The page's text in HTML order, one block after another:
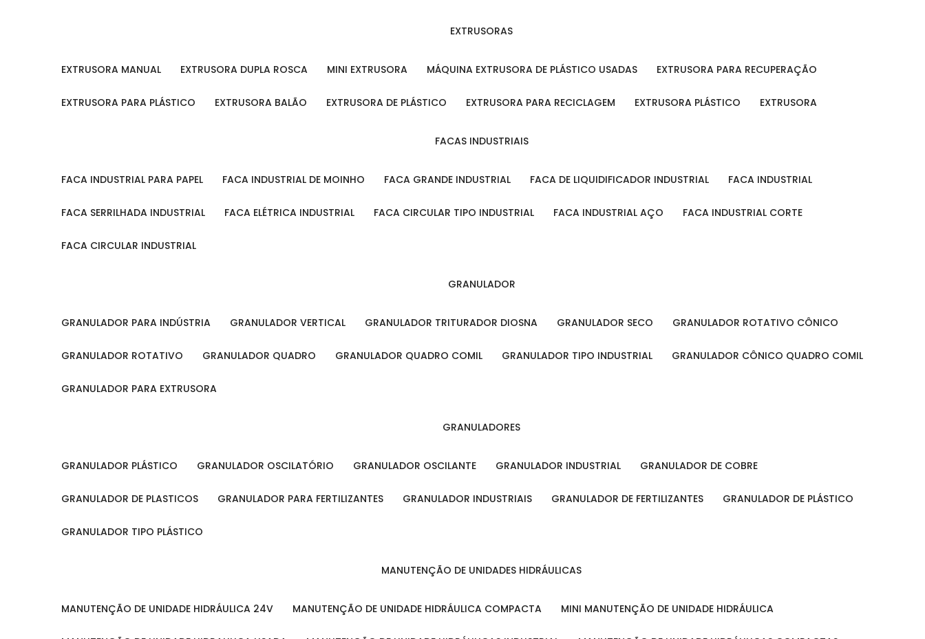
EXTRUSORAS
EXTRUSORA MANUAL EXTRUSORA DUPLA ROSCA MINI EXTRUSORA MÁQUINA EXTRUSORA DE PLÁSTICO USADAS EXTRUSORA PARA RECUPERAÇÃO
EXTRUSORA PARA PLÁSTICO EXTRUSORA BALÃO EXTRUSORA DE PLÁSTICO EXTRUSORA PARA RECICLAGEM EXTRUSORA PLÁSTICO EXTRUSORA
FACAS INDUSTRIAIS
FACA INDUSTRIAL PARA PAPEL FACA INDUSTRIAL DE MOINHO FACA GRANDE INDUSTRIAL FACA DE LIQUIDIFICADOR INDUSTRIAL FACA INDUSTRIAL
FACA SERRILHADA INDUSTRIAL FACA ELÉTRICA INDUSTRIAL FACA CIRCULAR TIPO INDUSTRIAL FACA INDUSTRIAL AÇO FACA INDUSTRIAL CORTE
FACA CIRCULAR INDUSTRIAL
GRANULADOR
GRANULADOR PARA INDÚSTRIA GRANULADOR VERTICAL GRANULADOR TRITURADOR DIOSNA GRANULADOR SECO GRANULADOR ROTATIVO CÔNICO
GRANULADOR ROTATIVO GRANULADOR QUADRO GRANULADOR QUADRO COMIL GRANULADOR TIPO INDUSTRIAL GRANULADOR CÔNICO QUADRO COMIL
GRANULADOR PARA EXTRUSORA
GRANULADORES
GRANULADOR PLÁSTICO GRANULADOR OSCILATÓRIO GRANULADOR OSCILANTE GRANULADOR INDUSTRIAL GRANULADOR DE COBRE
GRANULADOR DE PLASTICOS GRANULADOR PARA FERTILIZANTES GRANULADOR INDUSTRIAIS GRANULADOR DE FERTILIZANTES GRANULADOR DE PLÁSTICO
GRANULADOR TIPO PLÁSTICO
MANUTENÇÃO DE UNIDADES HIDRÁULICAS
MANUTENÇÃO DE UNIDADE HIDRÁULICA 24V MANUTENÇÃO DE UNIDADE HIDRÁULICA COMPACTA MINI MANUTENÇÃO DE UNIDADE HIDRÁULICA